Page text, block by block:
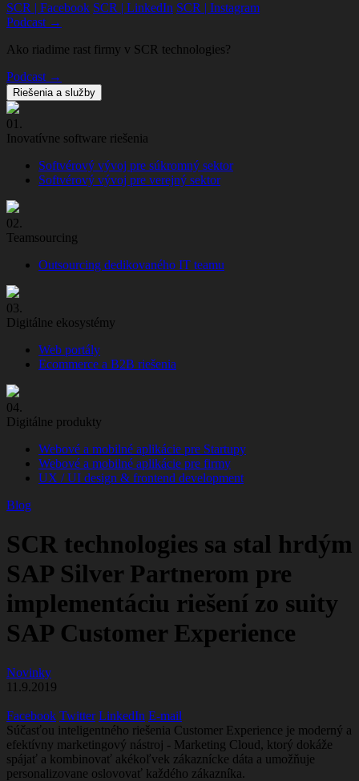
SCR | Facebook SCR | LinkedIn SCR | Instagram
Podcast →
Ako riadime rast firmy v SCR technologies?
Podcast →
Riešenia a služby
01.
Inovatívne software riešenia
Softvérový vývoj pre súkromný sektor
Softvérový vývoj pre verejný sektor
02.
Teamsourcing
Outsourcing dedikovaného IT teamu
03.
Digitálne ekosystémy
Web portály
Ecommerce a B2B riešenia
04.
Digitálne produkty
Webové a mobilné aplikácie pre Startupy
Webové a mobilné aplikácie pre firmy
UX / UI design & frontend development
Blog
SCR technologies sa stal hrdým
SAP Silver Partnerom pre
implementáciu riešení zo suity
SAP Customer Experience
Novinky
11.9.2019
Facebook Twitter LinkedIn E-mail
Súčasťou inteligentného riešenia Customer Experience je moderný a
efektívny marketingový nástroj - Marketing Cloud, ktorý dokáže
spájať a kombinovať akékoľvek zákaznícke dáta a umožňuje
personalizovane oslovovať každého zákazníka.